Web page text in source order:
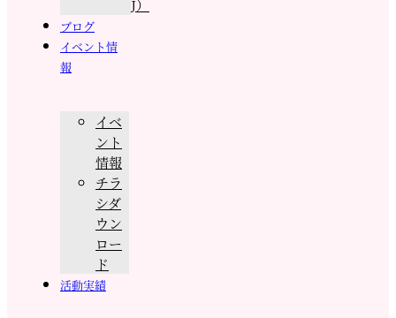
J）
ブログ
イベント情
報
イベ
ント
情報
チラ
シダ
ウン
ロー
ド
活動実績